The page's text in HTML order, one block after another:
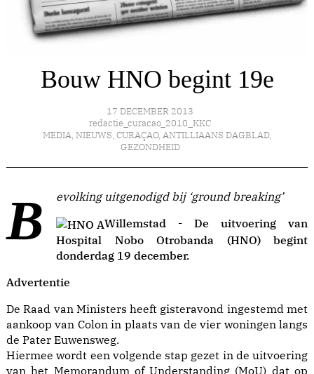
Bouw HNO begint 19e
17 DECEMBER 2013
redactie_curacao_2010_KKC
MEDIA, NIEUWS, CURAÇAO, ANTILLIAANS DAGBLAD,
GEZONDHEID
Bevolking uitgenodigd bij ‘ground breaking’
Willemstad - De uitvoering van
Hospital Nobo Otrobanda (HNO) begint
donderdag 19 december.
Advertentie
De Raad van Ministers heeft gisteravond ingestemd met
aankoop van Colon in plaats van de vier woningen langs
de Pater Euwensweg.
Hiermee wordt een volgende stap gezet in de uitvoering
van het Memorandum of Understanding (MoU) dat op